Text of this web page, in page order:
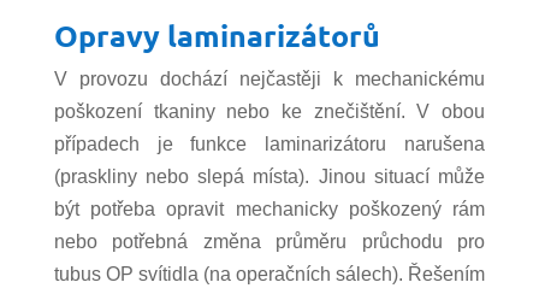
Opravy laminarizátorů
V provozu dochází nejčastěji k mechanickému
poškození tkaniny nebo ke znečištění. V obou
případech je funkce laminarizátoru narušena
(praskliny nebo slepá místa). Jinou situací může
být potřeba opravit mechanicky poškozený rám
nebo potřebná změna průměru průchodu pro
tubus OP svítidla (na operačních sálech). Řešením